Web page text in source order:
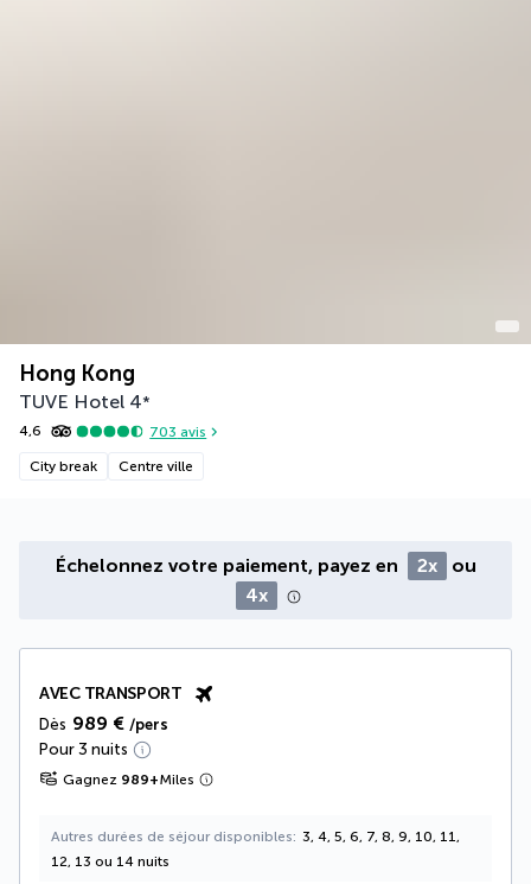
Hong Kong
TUVE Hotel 4*
4,6 703 avis
City break Centre ville
Échelonnez votre paiement, payez en 2x
ou
4x
AVEC TRANSPORT
Dès 989 € /pers
Pour 3 nuits
Gagnez 989+Miles
Autres durées de séjour disponibles
3, 4, 5, 6, 7, 8, 9, 10, 11,
12, 13 ou 14 nuits